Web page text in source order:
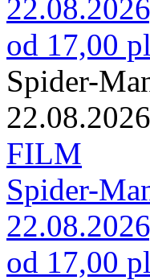
od 17,00
Spider-
FILM
Spider-
od 17,00